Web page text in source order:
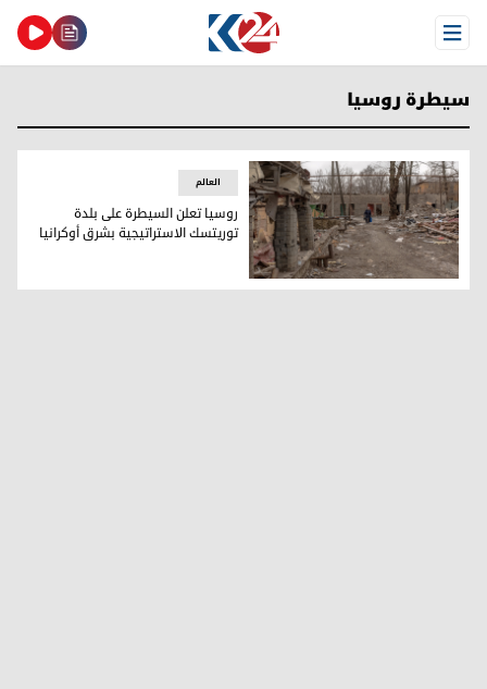
Open Menu
سيطرة روسيا
روسيا تعلن السيطرة على بلدة توريتسك الاستراتيجية بشرق
العالم
روسيا تعلن السيطرة على بلدة
توريتسك الاستراتيجية بشرق أوكرانيا